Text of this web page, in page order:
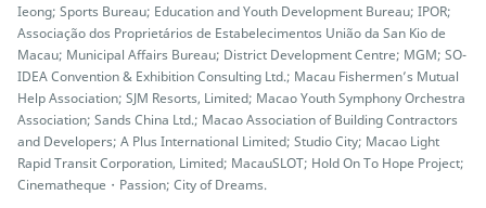
Ieong; Sports Bureau; Education and Youth Development Bureau; IPOR;
Associação dos Proprietários de Estabelecimentos União da San Kio de
Macau; Municipal Affairs Bureau; District Development Centre; MGM; SO-
IDEA Convention & Exhibition Consulting Ltd.; Macau Fishermen’s Mutual
Help Association; SJM Resorts, Limited; Macao Youth Symphony Orchestra
Association; Sands China Ltd.; Macao Association of Building Contractors
and Developers; A Plus International Limited; Studio City; Macao Light
Rapid Transit Corporation, Limited; MacauSLOT; Hold On To Hope Project;
Cinematheque・Passion; City of Dreams.